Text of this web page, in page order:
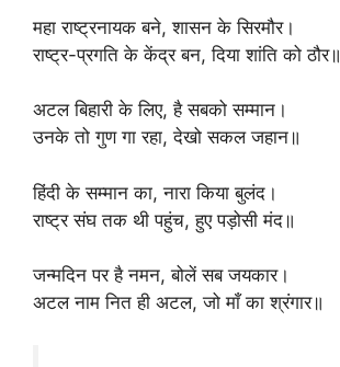
महा राष्ट्रनायक बने, शासन के सिरमौर।
राष्ट्र-प्रगति के केंद्र बन, दिया शांति को ठौर॥
अटल बिहारी के लिए, है सबको सम्मान।
उनके तो गुण गा रहा, देखो सकल जहान॥
हिंदी के सम्मान का, नारा किया बुलंद।
राष्ट्र संघ तक थी पहुंच, हुए पड़ोसी मंद॥
जन्मदिन पर है नमन, बोलें सब जयकार।
अटल नाम नित ही अटल, जो माँ का श्रंगार॥